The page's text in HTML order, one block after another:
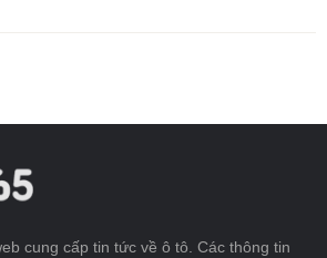
cung cấp tin tức về ô tô. Các thông tin